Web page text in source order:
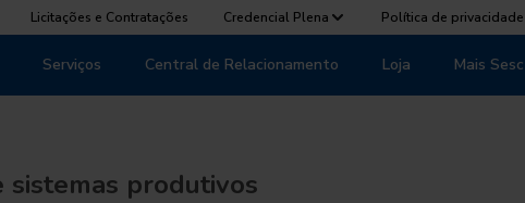
Licitações e Contratações Credencial Plena Política de privacidade
Serviços Central de Relacionamento Loja Mais Sesc
produtivos